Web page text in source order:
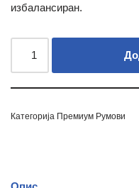
избалансиран.
Категорија Премиум Румови